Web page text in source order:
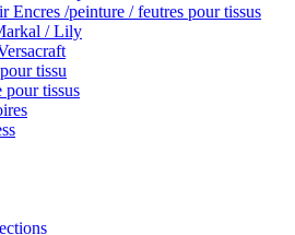
Encres /peinture / feutres pour tissus
/ Lily
tissu
pour tissus